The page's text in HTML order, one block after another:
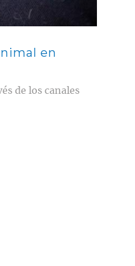
en
de los canales